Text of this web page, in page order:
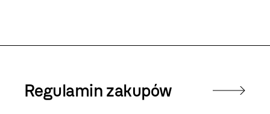
Regulamin zakupów